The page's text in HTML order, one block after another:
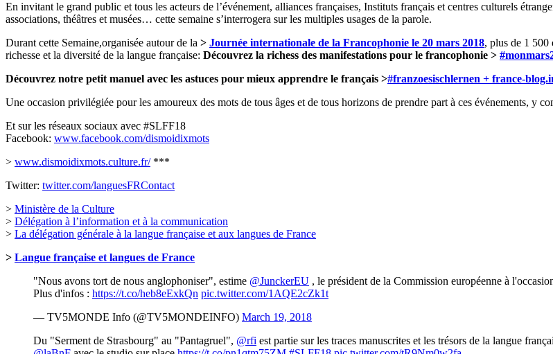
En invitant le grand public et tous les acteurs de l’événement, alliances françaises, Instituts français et centres culturels
associations, théâtres et musées… cette semaine s’interrogera sur les multiples usages de la parole.
Durant cette Semaine,organisée autour de la > Journée internationale de la Francophonie le 20 mars 2018, plus de 1 500
richesse et la diversité de la langue française: Découvrez la richess des manifestations pour le francophonie >
Découvrez notre petit manuel avec les astuces pour mieux apprendre le français >#franzoesischlernen + france-
Une occasion privilégiée pour les amoureux des mots de tous âges et de tous horizons de prendre part à ces événements, y
Et sur les réseaux sociaux avec #SLFF18
Facebook: www.facebook.com/dismoidixmots
> www.dismoidixmots.culture.fr/***
Twitter: twitter.com/languesFRContact
> Ministère de la Culture
> Délégation à l’information et à la communication
> La délégation générale à la langue française et aux langues de France
> Langue française et langues de France
"Nous avons tort de nous anglophoniser", estime @JunckerEU , le président de la Commission européenne à
Plus d'infos : https://t.co/heb8eExkQn pic.twitter.com/1AQE2cZk1t
— TV5MONDE Info (@TV5MONDEINFO) March 19, 2018
Du "Serment de Strasbourg" au "Pantagruel", @rfi est partie sur les traces manuscrites et les trésors de la langue